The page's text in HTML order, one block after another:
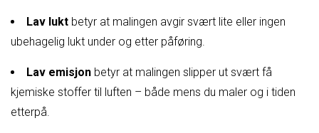
Lav lukt betyr at malingen avgir svært lite eller ingen
ubehagelig lukt under og etter påføring.
Lav emisjon betyr at malingen slipper ut svært få
kjemiske stoffer til luften – både mens du maler og i tiden
etterpå.